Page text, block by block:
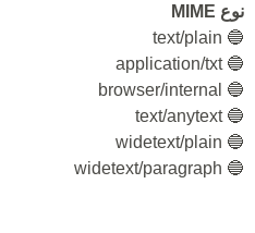
نوع MIME
🔵 text/plain
🔵 application/txt
🔵 browser/internal
🔵 text/anytext
🔵 widetext/plain
🔵 widetext/paragraph